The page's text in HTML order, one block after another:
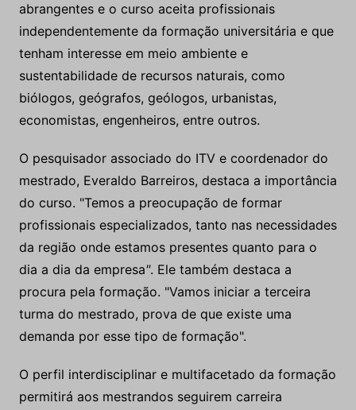
abrangentes e o curso aceita profissionais
independentemente da formação universitária e que
tenham interesse em meio ambiente e
sustentabilidade de recursos naturais, como
biólogos, geógrafos, geólogos, urbanistas,
economistas, engenheiros, entre outros.
O pesquisador associado do ITV e coordenador do
mestrado, Everaldo Barreiros, destaca a importância
do curso. "Temos a preocupação de formar
profissionais especializados, tanto nas necessidades
da região onde estamos presentes quanto para o
dia a dia da empresa". Ele também destaca a
procura pela formação. "Vamos iniciar a terceira
turma do mestrado, prova de que existe uma
demanda por esse tipo de formação".
O perfil interdisciplinar e multifacetado da formação
permitirá aos mestrandos seguirem carreira